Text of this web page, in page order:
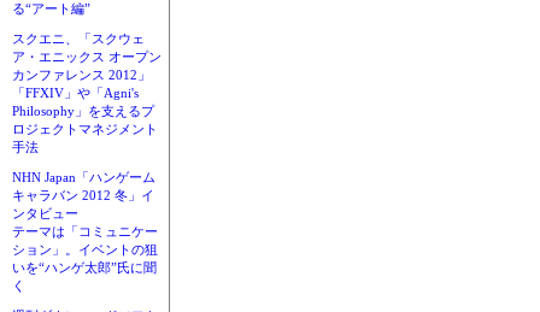
る“アート編”
スクエニ、「スクウェ
ア・エニックス オープン
カンファレンス 2012」
「FFXIV」や「Agni's
Philosophy」を支えるプ
ロジェクトマネジメント
手法
NHN Japan「ハンゲーム
キャラバン 2012 冬」イ
ンタビュー
テーマは「コミュニケー
ション」。イベントの狙
いを“ハンゲ太郎”氏に聞
く